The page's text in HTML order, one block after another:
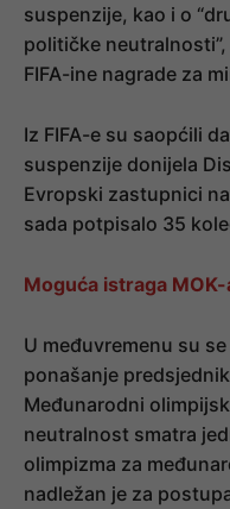
suspenzije, kao i o
političke
FIFA-ine nagrade za
Iz FIFA-e su saopćili
suspenzije donijela
Evropski zastupnici
sada potpisalo 35
Moguća istraga MOK-
U međuvremenu su
ponašanje
Međunarodni
neutralnost smatra
olimpizma za
nadležan je za